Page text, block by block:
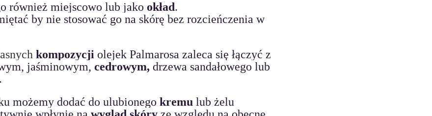
również miejscowo lub jako okład.
by nie stosować go na skórę bez rozcieńczenia w
kompozycji olejek Palmarosa zaleca się łączyć z
jaśminowym, cedrowym, drzewa sandałowego lub
.
możemy dodać do ulubionego kremu lub żelu